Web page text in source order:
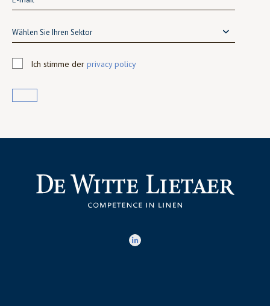
Wählen Sie Ihren Sektor
Ich stimme der privacy policy